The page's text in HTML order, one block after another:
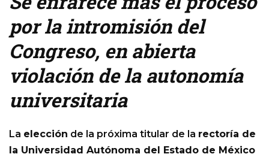
por la intromisión del
Congreso, en abierta
violación de la autonomía
universitaria
La elección de la próxima titular de la rectoría de
la Universidad Autónoma del Estado de México